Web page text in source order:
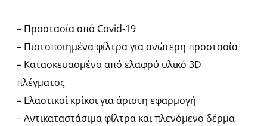
– Προστασία από Covid-19
– Πιστοποιημένα φίλτρα για ανώτερη προστασία
– Κατασκευασμένο από ελαφρύ υλικό 3D
πλέγματος
– Ελαστικοί κρίκοι για άριστη εφαρμογή
– Αντικαταστάσιμα φίλτρα και πλενόμενο δέρμα